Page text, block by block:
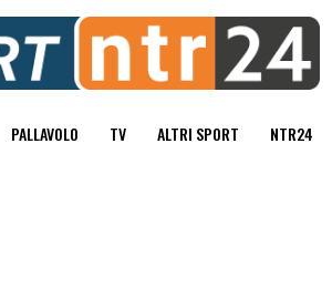
PALLAVOLO TV ALTRI SPORT NTR24